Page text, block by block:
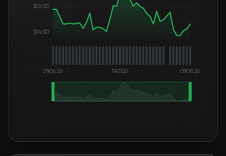
$14.00
$16.00
29.06.26 19.07.26 09.08.26